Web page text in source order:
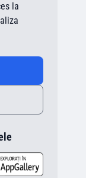
la